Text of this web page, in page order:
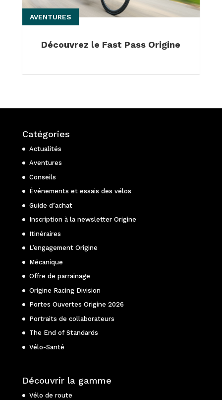
Découvrez le Fast Pass Origine
AVENTURES
Catégories
Actualités
Aventures
Conseils
Événements et essais des vélos
Guide d’achat
Inscription à la newsletter Origine
Itinéraires
L’engagement Origine
Mécanique
Offre de parrainage
Origine Racing Division
Portes Ouvertes Origine 2026
Portraits de collaborateurs
The End of Standards
Vélo-Santé
Découvrir la gamme
Vélo de route